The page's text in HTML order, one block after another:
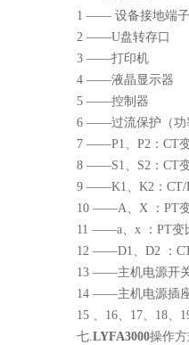
1 —— 设备接地端子
2 ——U盘转存口
3 ——打印机
4 ——液晶显示器
5 ——控制器
6 ——过流保护（功
7 ——P1、P2：CT
8 ——S1、S2：CT
9 ——K1、K2：CT/
10 ——A、X ：PT
11 ——a、x ：PT变
12 ——D1、D2 ：
13 ——主机电源开
14 ——主机电源插
15 、16、17、18
七.LYFA3000操作